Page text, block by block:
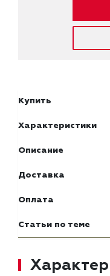
Купить
Характеристики
Описание
Доставка
Оплата
Статьи по теме